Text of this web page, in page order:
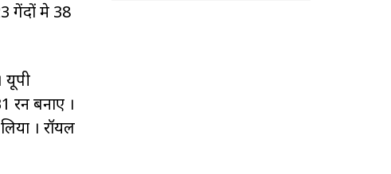
गेंदों मे 38
यूपी
रन बनाए ।
। रॉयल